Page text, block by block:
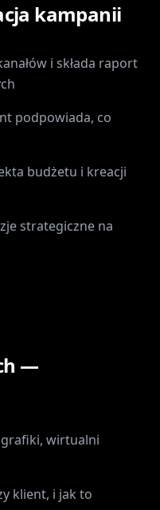
kampanii
i składa raport
podpowiada, co
budżetu i kreacji
strategiczne na
—
grafiki, wirtualni
klient, i jak to